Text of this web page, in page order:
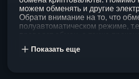
можем обменять и другие
Обрати внимание на то, что
полуавтоматическом режиме,
клиентов, поэтому стараемся
Показать еще